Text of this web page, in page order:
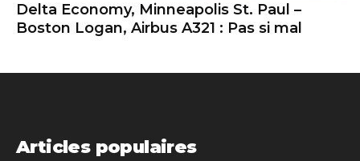
Delta Economy, Minneapolis St. Paul –
Boston Logan, Airbus A321 : Pas si mal
Articles populaires